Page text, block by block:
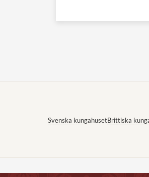
Svenska kungahusetBrittiska